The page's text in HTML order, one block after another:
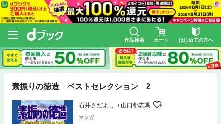
作品検索 カート はじめての方へ
素振りの徳造 ベストセレクション 2
石井さだよし 山口都志馬
マンガ